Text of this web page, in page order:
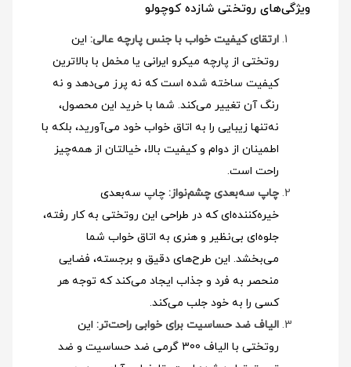
ویژگی‌های روتختی شازده کوچولو
ارتقای کیفیت خواب با جنس پارچه عالی: این
روتختی از پارچه میکرو ایرانی یا مخمل با بالاترین
کیفیت ساخته شده است که نه پرز می‌دهد و نه
رنگ آن تغییر می‌کند. شما با خرید این محصول،
نه‌تنها زیبایی را به اتاق خواب خود می‌آورید، بلکه با
اطمینان از دوام و کیفیت بالا، خیالتان از همه‌چیز
راحت است.
چاپ سه‌بعدی چشم‌نواز: چاپ سه‌بعدی
خیره‌کننده‌ای که در طراحی این روتختی به کار رفته،
جلوه‌ای بی‌نظیر و هنری به اتاق خواب شما
می‌بخشد. این طرح‌های دقیق و برجسته، فضایی
منحصر به فرد و جذاب ایجاد می‌کند که توجه هر
کسی را به خود جلب می‌کند.
الیاف ضد حساسیت برای خوابی راحت‌تر: این
روتختی با الیاف 300 گرمی ضد حساسیت و ضد